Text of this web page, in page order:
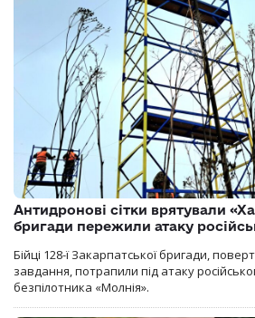
Антидронові сітки врятували
бригади пережили атаку
Бійці 128-ї Закарпатської бригади,
завдання, потрапили під атаку
безпілотника «Молнія».